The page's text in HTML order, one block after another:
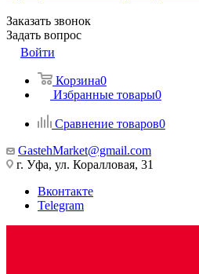
Заказать звонок
Задать вопрос
Войти
Корзина0
Избранные товары0
Сравнение товаров0
GastehMarket@gmail.com
г. Уфа, ул. Коралловая, 31
Вконтакте
Telegram